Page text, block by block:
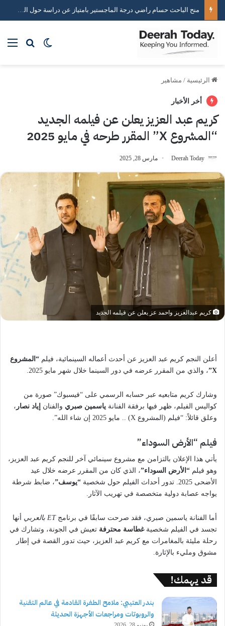
خبير استراتيجيات التواصل الاجتماعي محمد هاني يكشف أسرار صناعة التأثير الرقمي
بحثالوضع
الرئيسية / مشاهير
أخر الأخبار
كريم عبد العزيز يعلن عن فيلمه الجديد
“المشروع X” المقرر طرحه في مايو 2025
Deerah Today مارس 28, 2025
كريم عبدالعزيز واحمد عز يعلن عن فيلمه الجديد
أعلن النجم كريم عبد العزيز عن أحدث أعماله السينمائية، فيلم “المشروع
X” ، والذي من المقرر عرضه في دور السينما خلال شهر مايو 2025.
وشارك كريم متابعيه عبر حسابه الرسمي على “فيسبوك” صورة من
كواليس الفيلم، ظهر فيها برفقة الفنانة ياسمين صبري والفنان إياد نصار ،
وعلق قائلاً: “فيلم (المشروع X) .. مايو 2025 إن شاء الله”.
فيلم “الأرض السوداء”
يأتي هذا الإعلان بالتزامن مع مشروع سينمائي آخر للنجم كريم عبد العزيز،
وهو فيلم “الأرض السوداء”، الذي كان من المقرر عرضه خلال عيد
الأضحى 2025. تدور أحداث الفيلم حول شخصية
“يوسف”، ضابط شرطة
يواجه عصابة دولية متخصصة في تهريب الآثار.
أما الفنانة ياسمين صبري، فقد صرحت سابقًا في برنامجET بالعربي
أنها
تجسد في الفيلم شخصيةغطاسة محترفة تعيش في الجونة، وتشارك في
رحلة مليئة بالمغامرات مع كريم عبد العزيز، حيث تدور القصة في إطار
مشوق ومليء بالإثارة.
قد يهمك!
بندر العتيبي: ملامح الطفرة القادمة في عالم التقنية
والروبوتات ومراجعات الأجهزة الحديثة